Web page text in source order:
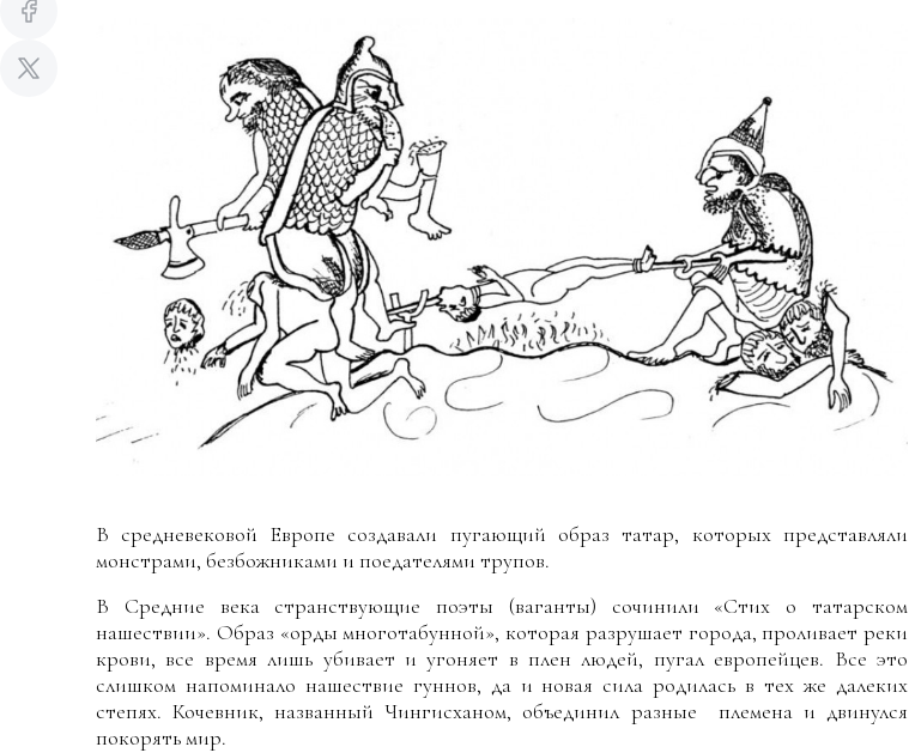
В средневековой Европе создавали пугающий образ татар, которых представляли
монстрами, безбожниками и поедателями трупов.
В Средние века странствующие поэты (ваганты) сочинили «Стих о татарском
нашествии». Образ «орды многотабунной», которая разрушает города, проливает реки
крови, все время лишь убивает и угоняет в плен людей, пугал европейцев. Все это
слишком напоминало нашествие гуннов, да и новая сила родилась в тех же далеких
степях. Кочевник, названный Чингисханом, объединил разные племена и двинулся
покорять мир.